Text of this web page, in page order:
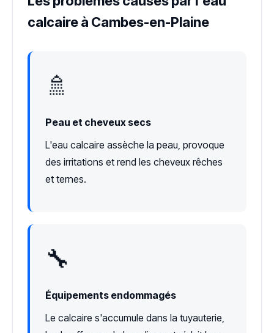
calcaire à Cambes-en-Plaine
🚿
Peau et cheveux secs
L'eau calcaire assèche la peau, provoque
des irritations et rend les cheveux rêches
et ternes.
🔧
Équipements endommagés
Le calcaire s'accumule dans la tuyauterie,